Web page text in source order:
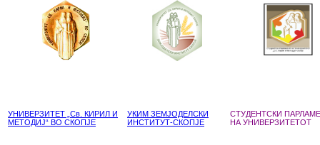
УНИВЕРЗИТЕТ „Св. КИРИЛ И
МЕТОДИЈ“ ВО СКОПЈЕ
УКИМ ЗЕМЈОДЕЛСКИ
ИНСТИТУТ-СКОПЈЕ
СТУДЕНТСКИ
НА УНИВЕРЗИТЕТОТ